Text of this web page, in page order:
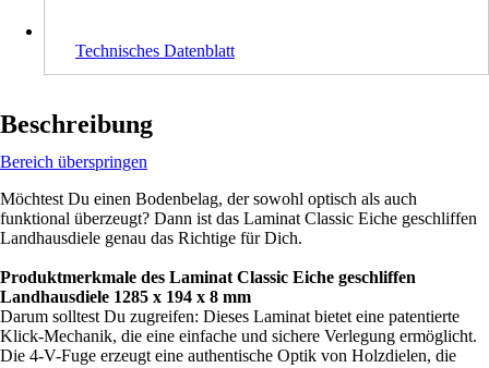
Technisches Datenblatt
Beschreibung
Bereich überspringen
Möchtest Du einen Bodenbelag, der sowohl optisch als auch
funktional überzeugt? Dann ist das Laminat Classic Eiche geschliffen
Landhausdiele genau das Richtige für Dich.
Produktmerkmale des Laminat Classic Eiche geschliffen
Landhausdiele 1285 x 194 x 8 mm
Darum solltest Du zugreifen: Dieses Laminat bietet eine patentierte
Klick-Mechanik, die eine einfache und sichere Verlegung ermöglicht.
Die 4-V-Fuge erzeugt eine authentische Optik von Holzdielen, die